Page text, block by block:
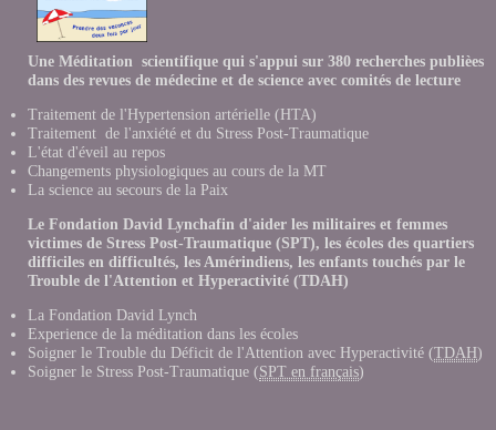
Une Méditation scientifique qui s'appui sur 380 recherches publièes
dans des revues de médecine et de science avec comités de lecture
Traitement de l'Hypertension artérielle (HTA)
Traitement de l'anxiété et du Stress Post-Traumatique
L'état d'éveil au repos
Changements physiologiques au cours de la MT
La science au secours de la Paix
Le Fondation David Lynchafin d'aider les militaires et femmes
victimes de Stress Post-Traumatique (SPT), les écoles des quartiers
difficiles en difficultés, les Amérindiens, les enfants touchés par le
Trouble de l'Attention et Hyperactivité (TDAH)
La Fondation David Lynch
Experience de la méditation dans les écoles
Soigner le Trouble du Déficit de l'Attention avec Hyperactivité (TDAH)
Soigner le Stress Post-Traumatique (SPT en français)